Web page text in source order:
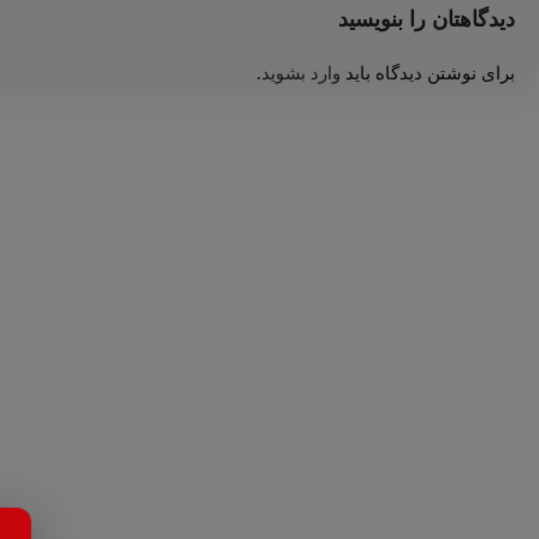
دیدگاهتان را بنویسید
برای نوشتن دیدگاه باید وارد بشوید .